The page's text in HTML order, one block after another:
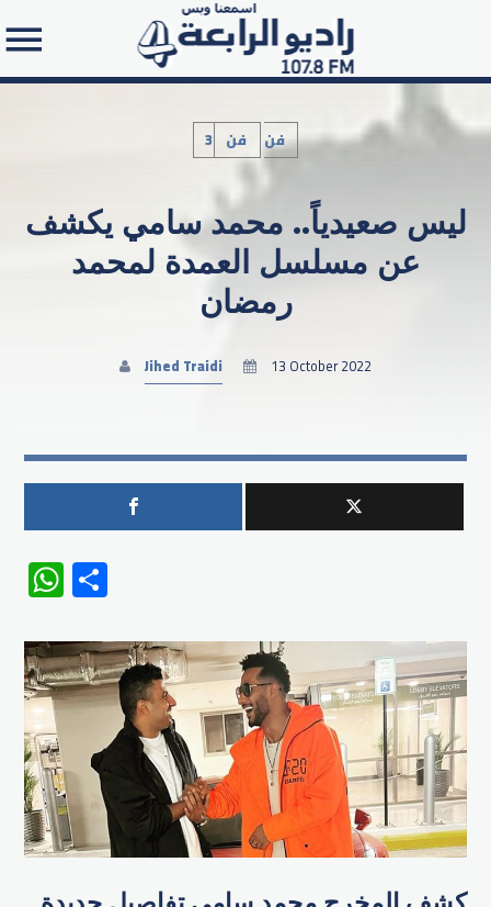
Search in the website:
3فن فن
ليس صعيدياً.. محمد سامي يكشف
عن مسلسل العمدة لمحمد
رمضان
Jihed Traidi 13 October 2022
WhatsApp